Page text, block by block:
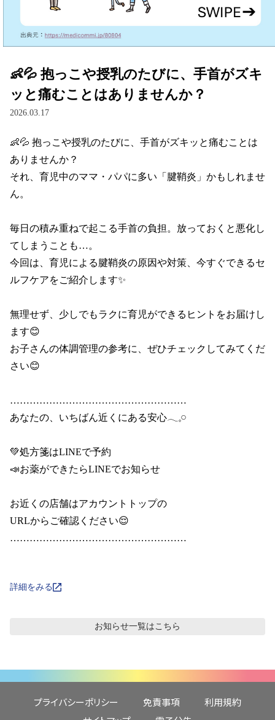
👶💦 抱っこや授乳のたびに、手首がズキ
ッと痛むことはありませんか？
2026.03.17
👶💦 抱っこや授乳のたびに、手首がズキッと痛むことは
ありませんか？
それ、育児中のママ・パパに多い「腱鞘炎」かもしれませ
ん。
毎日の積み重ねで起こる手首の負担。放っておくと悪化し
てしまうことも…。
今回は、育児による腱鞘炎の原因や対策、今すぐできるセ
ルフケアをご紹介します✨
無理せず、少しでもラクに育児ができるヒントをお届けし
ます😊
お子さんの体調管理の参考に、ぜひチェックしてみてくだ
さい😊
………………………………………………
あなたの、いちばん近くにある安心𓂃𓈒𓏸
💚処方箋はLINEで予約
📣お薬ができたらLINEでお知らせ
お近くの店舗はアカウントトップの
URLからご確認ください😌
………………………………………………
詳細をみる
お知らせ一覧はこちら
プライバシーポリシー 免責事項
利用規約